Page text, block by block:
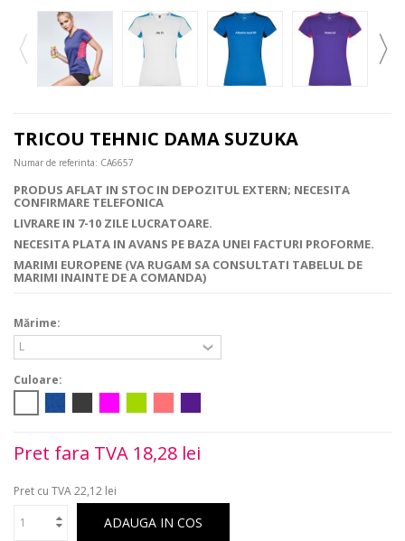
TRICOU TEHNIC DAMA SUZUKA
Numar de referinta: CA6657
PRODUS AFLAT IN STOC IN DEPOZITUL EXTERN; NECESITA
CONFIRMARE TELEFONICA
LIVRARE IN 7-10 ZILE LUCRATOARE.
NECESITA PLATA IN AVANS PE BAZA UNEI FACTURI PROFORME.
MARIMI EUROPENE (VA RUGAM SA CONSULTATI TABELUL DE
MARIMI INAINTE DE A COMANDA)
Mărime:
Culoare:
Pret fara TVA 18,28 lei
Pret cu TVA22,12 lei
ADAUGA IN COS